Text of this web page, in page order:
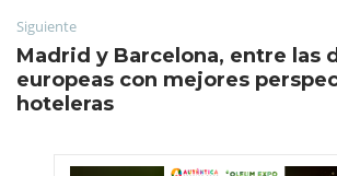
Siguiente
Madrid y Barcelona, entre las
europeas con mejores
hoteleras